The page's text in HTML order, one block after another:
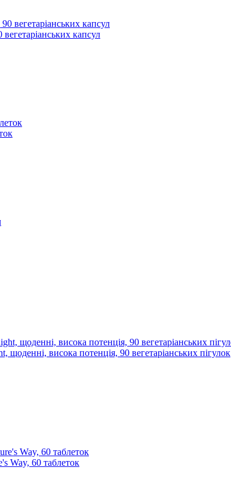
капсул
висока потенція, 90 вегетаріанських пігулок
Way, 60 таблеток